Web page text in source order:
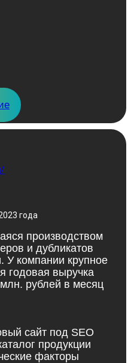
года
производством
и дубликатов
У компании крупное
годовая выручка
рублей в месяц
сайт под SEO
продукции
факторы